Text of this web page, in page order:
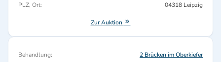
PLZ, Ort:
04318 Leipzig
Zur Auktion
Behandlung:
2 Brücken im Oberkiefer